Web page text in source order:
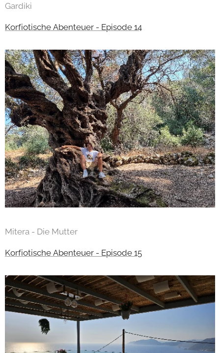
Gardiki
Korfiotische Abenteuer - Episode 14
Mitera - Die Mutter
Korfiotische Abenteuer - Episode 15